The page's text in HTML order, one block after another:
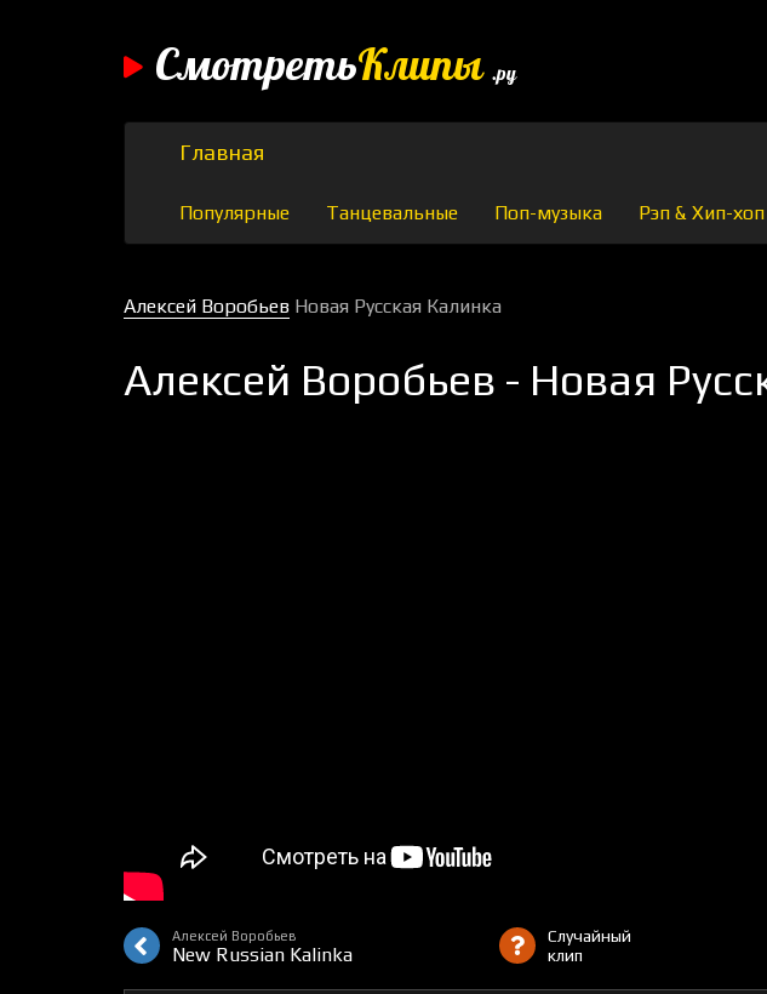
СмотретьКлипы .ру
Главная
Популярные Танцевальные Поп-музыка Рэп & Хип-хоп
Алексей Воробьев Новая Русская Калинка
Алексей Воробьев - Новая
Алексей Воробьев
New Russian Kalinka
Случайный
клип